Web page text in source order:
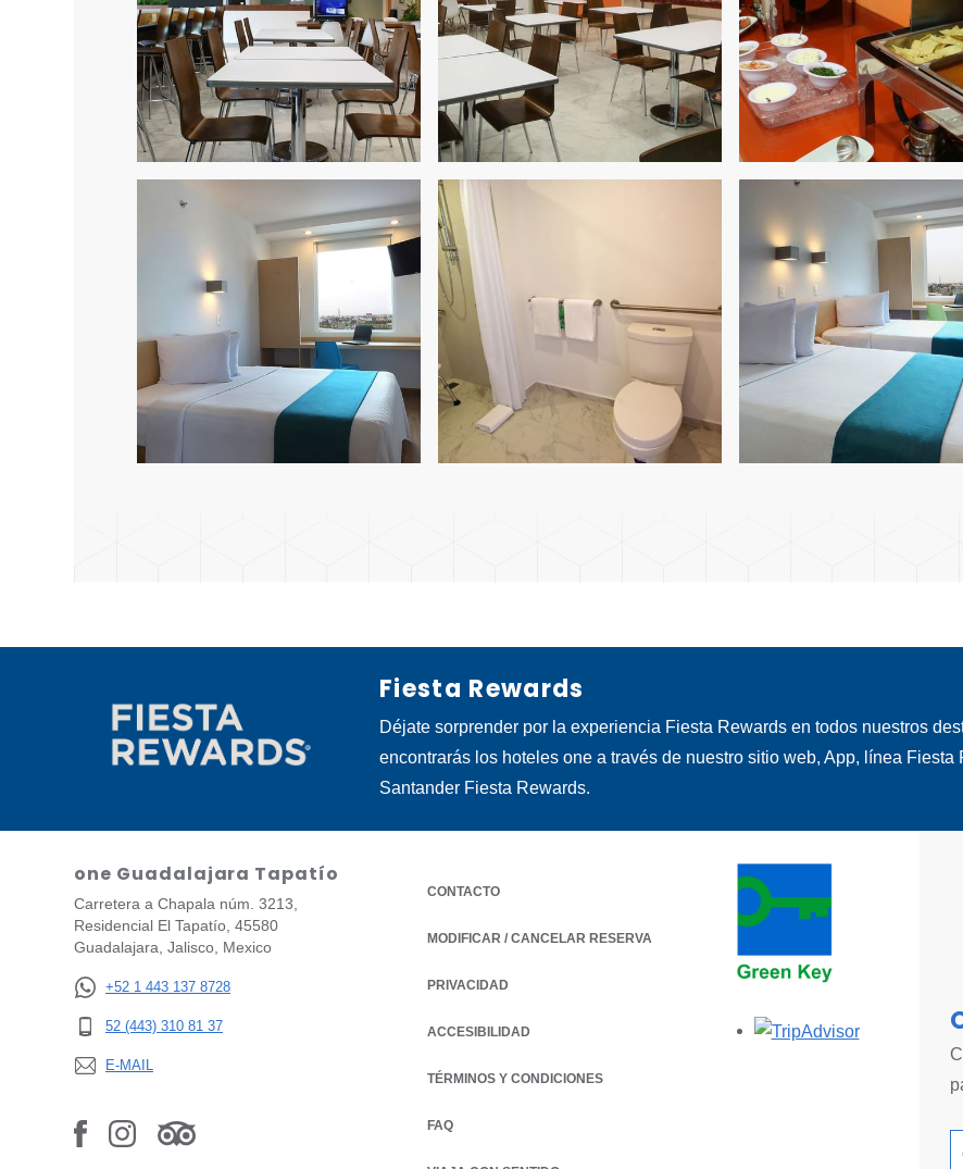
Fiesta Rewards
Déjate sorprender por la experiencia Fiesta Rewards en todos nuestros
encontrarás los hoteles one a través de nuestro sitio web, App, línea Fiesta
Santander Fiesta Rewards.
one Guadalajara Tapatío
Carretera a Chapala núm. 3213,
Residencial El Tapatío, 45580
Guadalajara, Jalisco, Mexico
+52 1 443 137 8728
52 (443) 310 81 37
E-MAIL
CONTACTO
MODIFICAR / CANCELAR RESERVA
PRIVACIDAD
OPENS IN A NEW TAB.
ACCESIBILIDAD
TÉRMINOS Y CONDICIONES
FAQ
Opens in a